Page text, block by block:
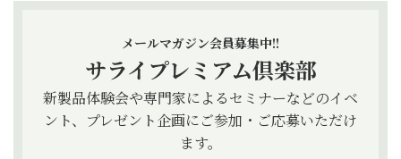
メールマガジン会員募集中!!
サライプレミアム倶楽部
新製品体験会や専門家によるセミナーなどのイベ
ント、プレゼント企画にご参加・ご応募いただけ
ます。